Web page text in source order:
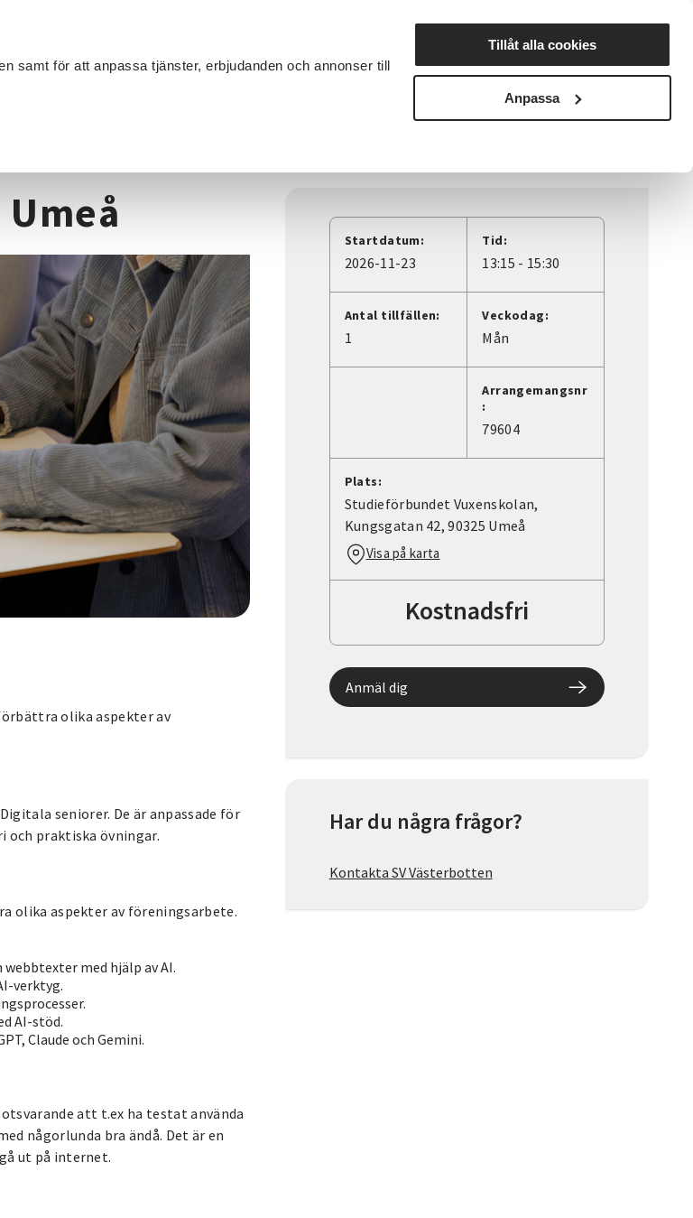
samt för att anpassa tjänster, erbjudanden och annonser till
Tillåt alla cookies
Anpassa
Nyheter Avdelningar
olika aspekter av
seniorer. De är anpassade för
och praktiska övningar.
olika aspekter av föreningsarbete.
med hjälp av AI.
verktyg.
AI-stöd.
Claude och Gemini.
att t.ex ha testat använda
någorlunda bra ändå. Det är en
ut på internet.
Startdatum:
2026-11-23
Tid:
13:15 - 15:30
Antal tillfällen:
1
Veckodag:
Mån
Arrangemangsnr
:
79604
Plats:
Studieförbundet Vuxenskolan,
Kungsgatan 42, 90325 Umeå
Visa på karta
Kostnadsfri
Anmäl dig
Har du några frågor?
Kontakta SV Västerbotten